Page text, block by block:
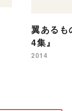
翼あるも
4集』
2014